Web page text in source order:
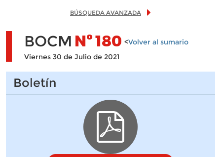
BÚSQUEDA AVANZADA
BOCM Nº180 <Volver al sumario
Viernes 30 de Julio de 2021
Boletín